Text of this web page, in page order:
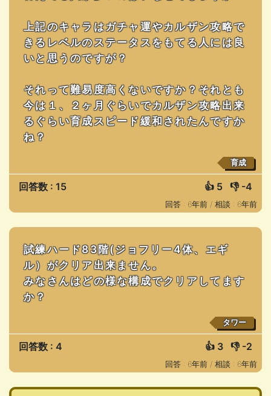
上記のキャラはガチャ運やカルザン攻略で
きるレベルのステータスをもてる人には良
いと思うのですが？
それって難易度高くないですか？それとも
今は１、２ヶ月ぐらいでカルザン攻略出来
るぐらい育成スピード緩和されたんですか
ね？
育成
回答数 : 15 👍 5 👎 -4
回答 : 6年前 / 相談 : 6年前
試練ハード83階(ジョフリー4体、エギ
ル）がクリア出来ません。
みなさんはどの様な構成でクリアしてます
か？
タワー
回答数 : 4 👍 3 👎 -2
回答 : 6年前 / 相談 : 6年前